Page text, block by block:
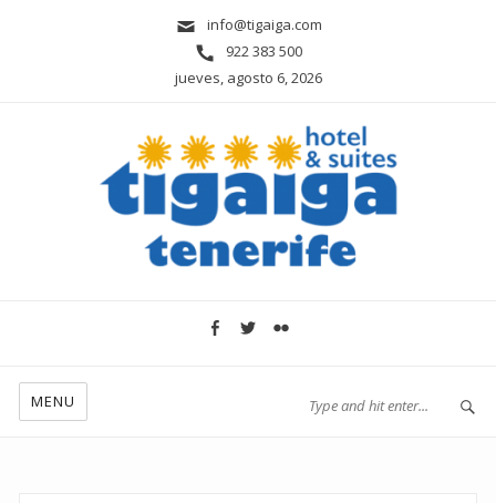
info@tigaiga.com
922 383 500
jueves, agosto 6, 2026
MENU